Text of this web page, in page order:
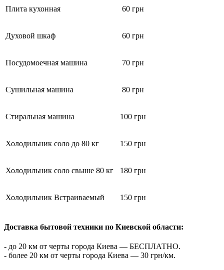
Плита кухонная 60 грн
Духовой шкаф 60 грн
Посудомоечная машина 70 грн
Сушильная машина 80 грн
Стиральная машина 100 грн
Холодильник соло до 80 кг 150 грн
Холодильник соло свыше 80 кг 180 грн
Холодильник Встраиваемый 150 грн
Доставка бытовой техники по Киевской области:
- до 20 км от черты города Киева — БЕСПЛАТНО.
- более 20 км от черты города Киева — 30 грн/км.